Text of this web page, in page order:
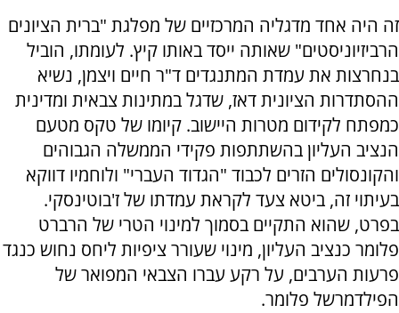
זה היה אחד מדגליה המרכזיים של מפלגת "ברית הציונים
הרביזיוניסטים" שאותה ייסד באותו קיץ. לעומתו, הוביל
בנחרצות את עמדת המתנגדים ד"ר חיים ויצמן, נשיא
ההסתדרות הציונית דאז, שדגל במתינות צבאית ומדינית
כמפתח לקידום מטרות היישוב. קיומו של טקס מטעם
הנציב העליון בהשתתפות פקידי הממשלה הגבוהים
והקונסולים הזרים לכבוד "הגדוד העברי" ולוחמיו דווקא
בעיתוי זה, ביטא צעד לקראת עמדתו של ז'בוטינסקי.
בפרט, שהוא התקיים בסמוך למינוי הטרי של הרברט
פלומר כנציב העליון, מינוי שעורר ציפיות ליחס נחוש כנגד
פרעות הערבים, על רקע עברו הצבאי המפואר של
הפילדמרשל פלומר.